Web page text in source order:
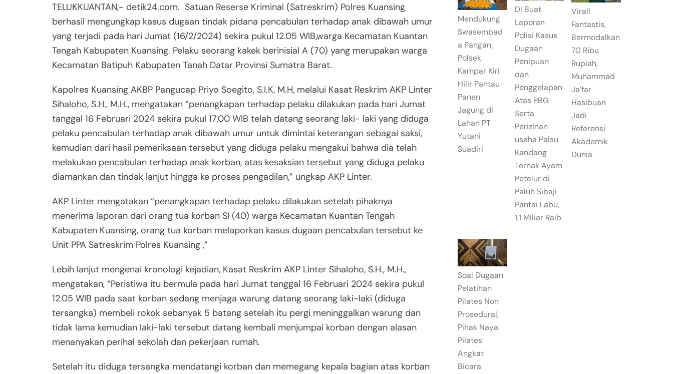
TELUKKUANTAN,- detik24.com. Satuan Reserse Kriminal (Satreskrim) Polres Kuansing
berhasil mengungkap kasus dugaan tindak pidana pencabulan terhadap anak dibawah umur
yang terjadi pada hari Jumat (16/2/2024) sekira pukul 12.05 WIB,warga Kecamatan Kuantan
Tengah Kabupaten Kuansing. Pelaku seorang kakek berinisial A (70) yang merupakan warga
Kecamatan Batipuh Kabupaten Tanah Datar Provinsi Sumatra Barat.
Kapolres Kuansing AKBP Pangucap Priyo Soegito, S.I.K, M.H, melalui Kasat Reskrim AKP Linter
Sihaloho, S.H., M.H., mengatakan “penangkapan terhadap pelaku dilakukan pada hari Jumat
tanggal 16 Februari 2024 sekira pukul 17.00 WIB telah datang seorang laki- laki yang diduga
pelaku pencabulan terhadap anak dibawah umur untuk dimintai keterangan sebagai saksi,
kemudian dari hasil pemeriksaan tersebut yang diduga pelaku mengakui bahwa dia telah
melakukan pencabulan terhadap anak korban, atas kesaksian tersebut yang diduga pelaku
diamankan dan tindak lanjut hingga ke proses pengadilan,” ungkap AKP Linter.
AKP Linter mengatakan “penangkapan terhadap pelaku dilakukan setelah pihaknya
menerima laporan dari orang tua korban SI (40) warga Kecamatan Kuantan Tengah
Kabupaten Kuansing, orang tua korban melaporkan kasus dugaan pencabulan tersebut ke
Unit PPA Satreskrim Polres Kuansing ,”
Lebih lanjut mengenai kronologi kejadian, Kasat Reskrim AKP Linter Sihaloho, S.H., M.H.,
mengatakan, “Peristiwa itu bermula pada hari Jumat tanggal 16 Februari 2024 sekira pukul
12.05 WIB pada saat korban sedang menjaga warung datang seorang laki-laki (diduga
tersangka) membeli rokok sebanyak 5 batang setelah itu pergi meninggalkan warung dan
tidak lama kemudian laki-laki tersebut datang kembali menjumpai korban dengan alasan
menanyakan perihal sekolah dan pekerjaan rumah.
Setelah itu diduga tersangka mendatangi korban dan memegang kepala bagian atas korban
Mendukung
Swasembad
a Pangan,
Polsek
Kampar Kiri
Hilir Pantau
Panen
Jagung di
Lahan PT
Yutani
Suadiri
DI Buat
Laporan
Polisi Kasus
Dugaan
Penipuan
dan
Penggelapan
Atas PBG
Serta
Perizinan
usaha Palsu
Kandang
Ternak Ayam
Petelur di
Paluh Sibaji
Pantai Labu,
1,1 Miliar Raib
Viral!
Fantastis,
Bermodalkan
70 Ribu
Rupiah,
Muhammad
Ja’far
Hasibuan
Jadi
Referensi
Akademik
Dunia
Soal Dugaan
Pelatihan
Pilates Non
Prosedural,
Pihak Naya
Pilates
Angkat
Bicara